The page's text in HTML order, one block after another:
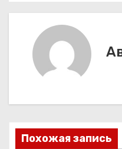
в
ц
и
Похожая запись